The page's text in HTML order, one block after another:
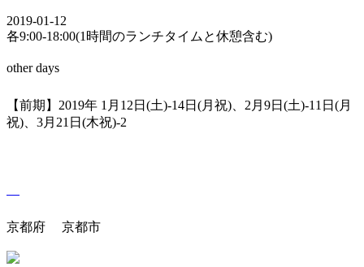
2019-01-12
各9:00-18:00(1時間のランチタイムと休憩含む)
other days
【前期】2019年 1月12日(土)-14日(月祝)、2月9日(土)-11日(月
祝)、3月21日(木祝)-2
京都府 京都市